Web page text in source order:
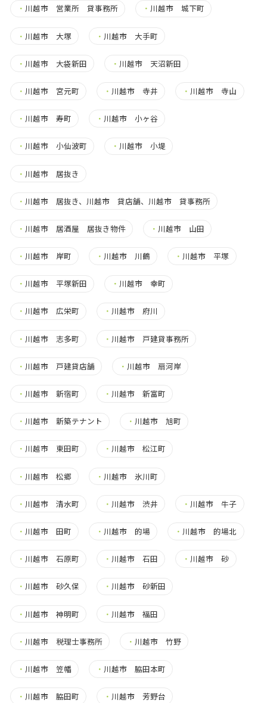
・ 川越市 営業所 貸事務所 ・ 川越市 城下町
・ 川越市 大塚 ・ 川越市 大手町
・ 川越市 大袋新田 ・ 川越市 天沼新田
・ 川越市 宮元町 ・ 川越市 寺井 ・ 川越市 寺山
・ 川越市 寿町 ・ 川越市 小ヶ谷
・ 川越市 小仙波町 ・ 川越市 小堤
・ 川越市 居抜き
・ 川越市 居抜き、川越市 貸店舗、川越市 貸事務所
・ 川越市 居酒屋 居抜き物件 ・ 川越市 山田
・ 川越市 岸町 ・ 川越市 川鶴 ・ 川越市 平塚
・ 川越市 平塚新田 ・ 川越市 幸町
・ 川越市 広栄町 ・ 川越市 府川
・ 川越市 志多町 ・ 川越市 戸建貸事務所
・ 川越市 戸建貸店舗 ・ 川越市 扇河岸
・ 川越市 新宿町 ・ 川越市 新富町
・ 川越市 新築テナント ・ 川越市 旭町
・ 川越市 東田町 ・ 川越市 松江町
・ 川越市 松郷 ・ 川越市 氷川町
・ 川越市 清水町 ・ 川越市 渋井 ・ 川越市 牛子
・ 川越市 田町 ・ 川越市 的場 ・ 川越市 的場北
・ 川越市 石原町 ・ 川越市 石田 ・ 川越市 砂
・ 川越市 砂久保 ・ 川越市 砂新田
・ 川越市 神明町 ・ 川越市 福田
・ 川越市 税理士事務所 ・ 川越市 竹野
・ 川越市 笠幡 ・ 川越市 脇田本町
・ 川越市 脇田町 ・ 川越市 芳野台